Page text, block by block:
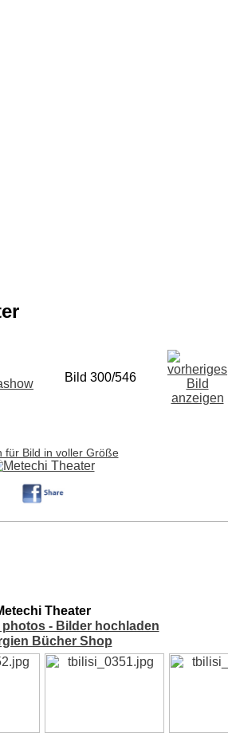
Bild 300/546
für Bild in voller Größe
Theater
- Bilder hochladen
Bücher Shop